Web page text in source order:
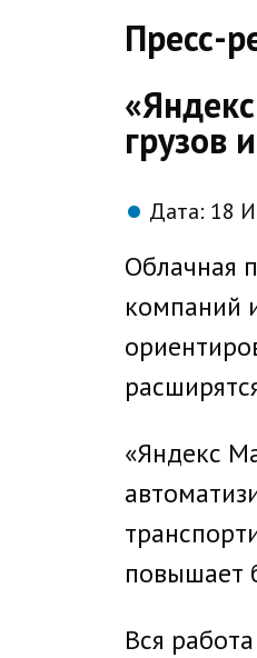
Пресс-
грузов
Дата: 18
Облачная
компаний
«Яндекс
повышает
Вся